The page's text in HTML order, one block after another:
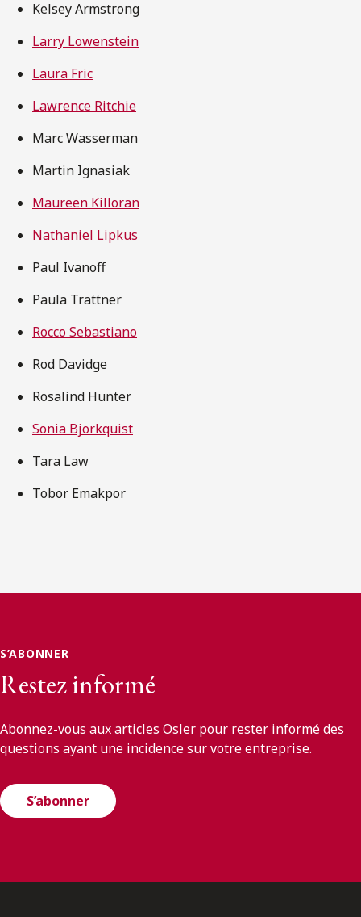
Kelsey Armstrong
Larry Lowenstein
Laura Fric
Lawrence Ritchie
Marc Wasserman
Martin Ignasiak
Maureen Killoran
Nathaniel Lipkus
Paul Ivanoff
Paula Trattner
Rocco Sebastiano
Rod Davidge
Rosalind Hunter
Sonia Bjorkquist
Tara Law
Tobor Emakpor
S’ABONNER
Restez informé
Abonnez-vous aux articles Osler pour rester informé des
questions ayant une incidence sur votre entreprise.
S’abonner